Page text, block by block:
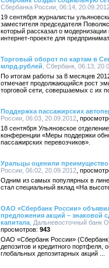
Сбербанка России, 06:14,
19 сентября журналисты
заместителя председателя
который рассказал о
интернет-проекте для
Торговый оборот по картам в
млрд.рублей , Сбербанк, 06:13,
По итогам работы за 8 месяцев
отмечает продолжающийся рост
торговой сети, совершаемых с их
Поддержка пассажирских
России, 06:03, 20.09.2012
18 сентября Ульяновское
конференции «Меры поддержки
пассажирских перевозчиков».
Уральцы оценили преимущество
России, 06:02, 20.09.2012
Одним из самых популярных в
стал специальный вклад «На
ОАО «Сбербанк России»
предложения акций – знаковой
капитала , Дальневосточный банк
943
ОАО «Сбербанк России»
депозитов и кредитного портфеля,
глобальных депозитарных акций ...